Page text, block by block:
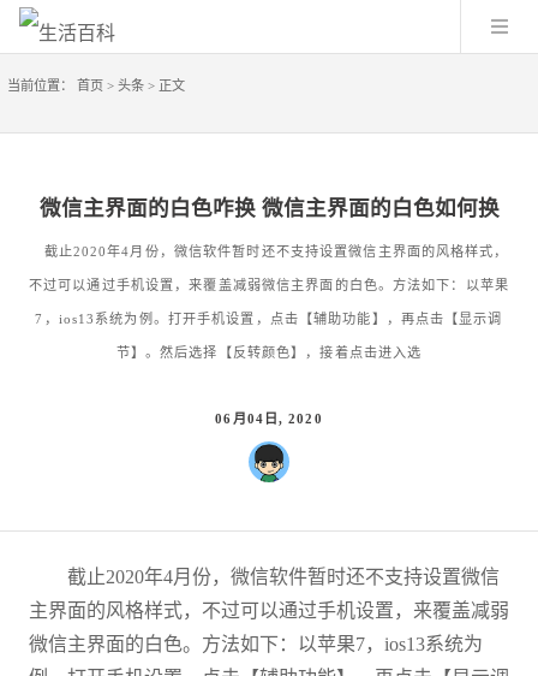
当前位置： 首页> 头条 >正文
微信主界面的白色咋换 微信主界面的白色如何换
截止2020年4月份，微信软件暂时还不支持设置微信主界面的风格样式，
不过可以通过手机设置，来覆盖减弱微信主界面的白色。方法如下：以苹果
7，ios13系统为例。打开手机设置，点击【辅助功能】，再点击【显示调
节】。然后选择【反转颜色】，接着点击进入选
06月04日, 2020
截止2020年4月份，微信软件暂时还不支持设置微信
主界面的风格样式，不过可以通过手机设置，来覆盖减弱
微信主界面的白色。方法如下：以苹果7，ios13系统为